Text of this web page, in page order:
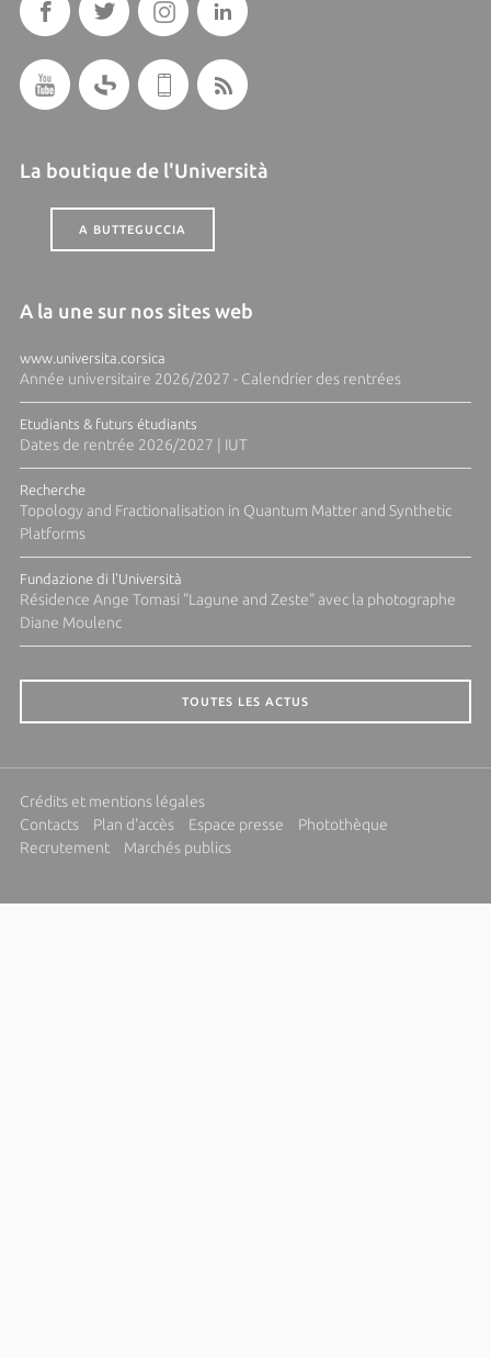
La boutique de l'Università
A BUTTEGUCCIA
A la une sur nos sites web
www.universita.corsica
Année universitaire 2026/2027 - Calendrier des rentrées
Etudiants & futurs étudiants
Dates de rentrée 2026/2027 | IUT
Recherche
Topology and Fractionalisation in Quantum Matter and Synthetic
Platforms
Fundazione di l'Università
Résidence Ange Tomasi "Lagune and Zeste" avec la photographe
Diane Moulenc
TOUTES LES ACTUS
Crédits et mentions légales
Contacts
Plan d'accès Espace presse
Photothèque
Recrutement
Marchés publics